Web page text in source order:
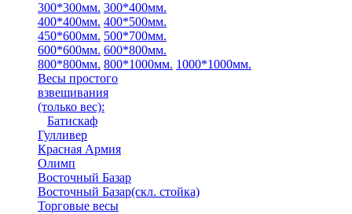
300*300мм. 300*400мм.
400*400мм. 400*500мм.
450*600мм. 500*700мм.
600*600мм. 600*800мм.
800*800мм. 800*1000мм. 1000*1000мм.
Весы простого
взвешивания
(только вес):
Батискаф
Гулливер
Красная Армия
Олимп
Восточный Базар
Восточный Базар(скл. стойка)
Торговые весы